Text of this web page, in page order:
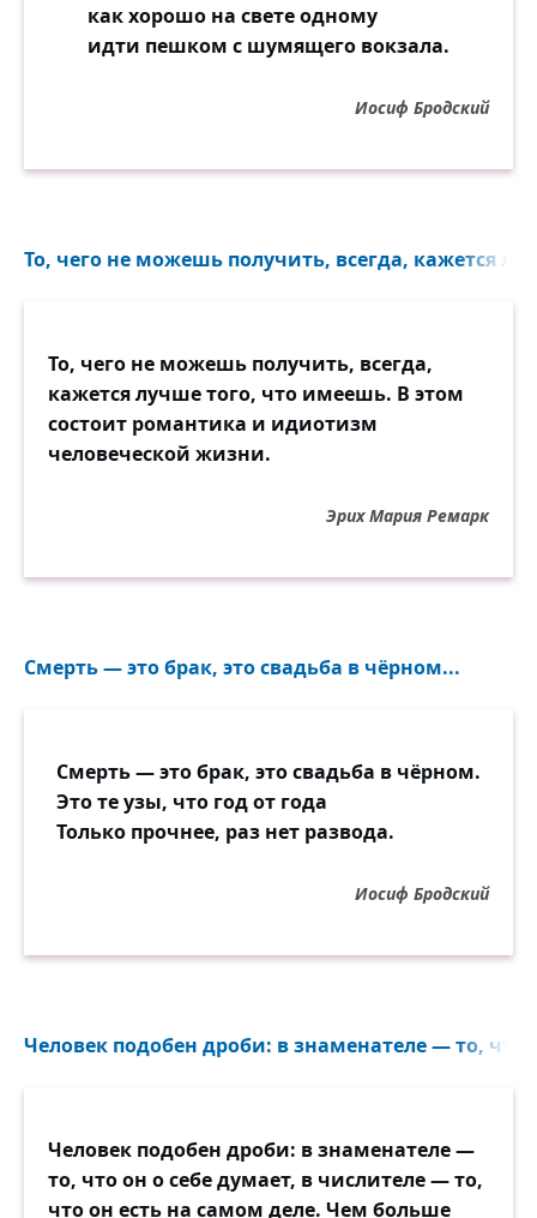
как хорошо на свете одному
идти пешком с шумящего вокзала.
Иосиф Бродский
То, чего не можешь получить, всегда, кажется
То, чего не можешь получить, всегда,
кажется лучше того, что имеешь. В этом
состоит романтика и идиотизм
человеческой жизни.
Эрих Мария Ремарк
Смерть — это брак, это свадьба в чёрном...
Смерть — это брак, это свадьба в чёрном.
Это те узы, что год от года
Только прочнее, раз нет развода.
Иосиф Бродский
Человек подобен дроби: в знаменателе — то, что
Человек подобен дроби: в знаменателе —
то, что он о себе думает, в числителе — то,
что он есть на самом деле. Чем больше